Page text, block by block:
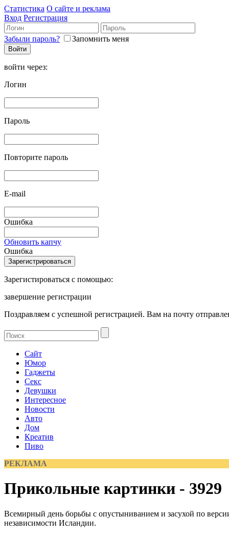
Статистика О сайте и реклама
Вход Регистрация
Забыли пароль? Запомнить меня
войти через:
Логин
Пароль
Повторите пароль
E-mail
Ошибка
Обновить капчу
Ошибка
Зарегистироваться с помощью:
завершение регистрации
Поздравляем с успешной регистрацией. Вам на почту
Сайт
Юмор
Гаджеты
Секс
Девушки
Интересное
Новости
Авто
Дом
Креатив
Пиво
РЕКЛАМА
Прикольные картинки - 3929
Всемирный день борьбы с опустыниванием и засухой по
независимости Исландии.